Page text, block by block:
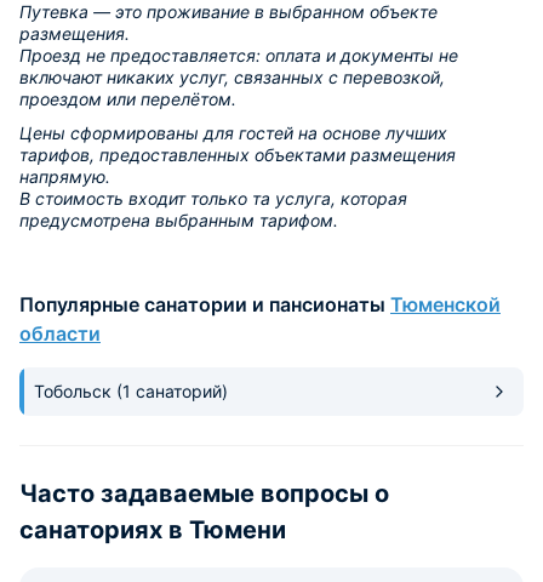
Путевка — это проживание в выбранном объекте
размещения.
Проезд не предоставляется: оплата и документы не
включают никаких услуг, связанных с перевозкой,
проездом или перелётом.
Цены сформированы для гостей на основе лучших
тарифов, предоставленных объектами размещения
напрямую.
В стоимость входит только та услуга, которая
предусмотрена выбранным тарифом.
Популярные санатории и пансионаты Тюменской
области
Тобольск (1 санаторий)
Часто задаваемые вопросы о
санаториях в Тюмени